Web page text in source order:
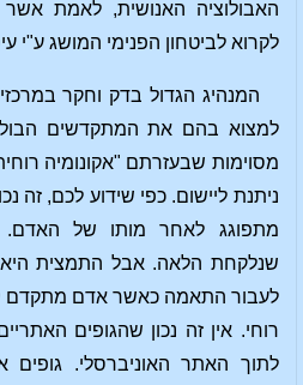
האבולוציה האנושית, לאמת
לקרוא לביטחון הפנימי המושג ע"י
המנהיג הגדול בדק וחקר
למצוא בהם את המתקדשים
מסוימות שבעזרתם "אקונומיה
ניתנת ליישום. כפי שידוע לכם, זה
מתפוגג לאחר מותו של
שנלקחת הלאה. אבל התמצית
לעבור התאמה כאשר אדם מתקדם
רוחי. אין זה נכון שהגופים
לתוך האתר האוניברסלי. גופים